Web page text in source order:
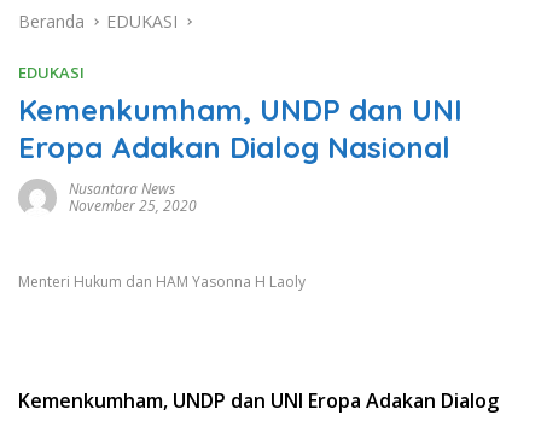
Beranda EDUKASI
EDUKASI
Kemenkumham, UNDP dan UNI
Eropa Adakan Dialog Nasional
Nusantara News
November 25, 2020
Menteri Hukum dan HAM Yasonna H Laoly
Kemenkumham, UNDP dan UNI Eropa Adakan Dialog